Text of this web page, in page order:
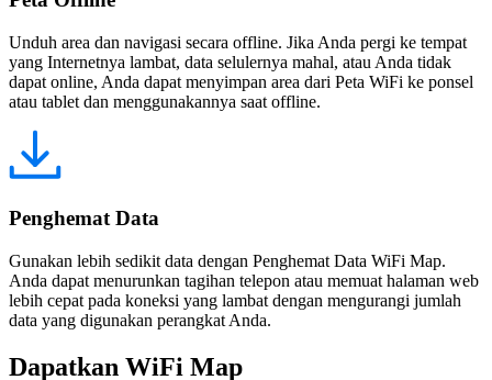
Unduh area dan navigasi secara offline. Jika Anda pergi ke tempat
yang Internetnya lambat, data selulernya mahal, atau Anda tidak
dapat online, Anda dapat menyimpan area dari Peta WiFi ke ponsel
atau tablet dan menggunakannya saat offline.
Penghemat Data
Gunakan lebih sedikit data dengan Penghemat Data WiFi Map.
Anda dapat menurunkan tagihan telepon atau memuat halaman web
lebih cepat pada koneksi yang lambat dengan mengurangi jumlah
data yang digunakan perangkat Anda.
Dapatkan WiFi Map